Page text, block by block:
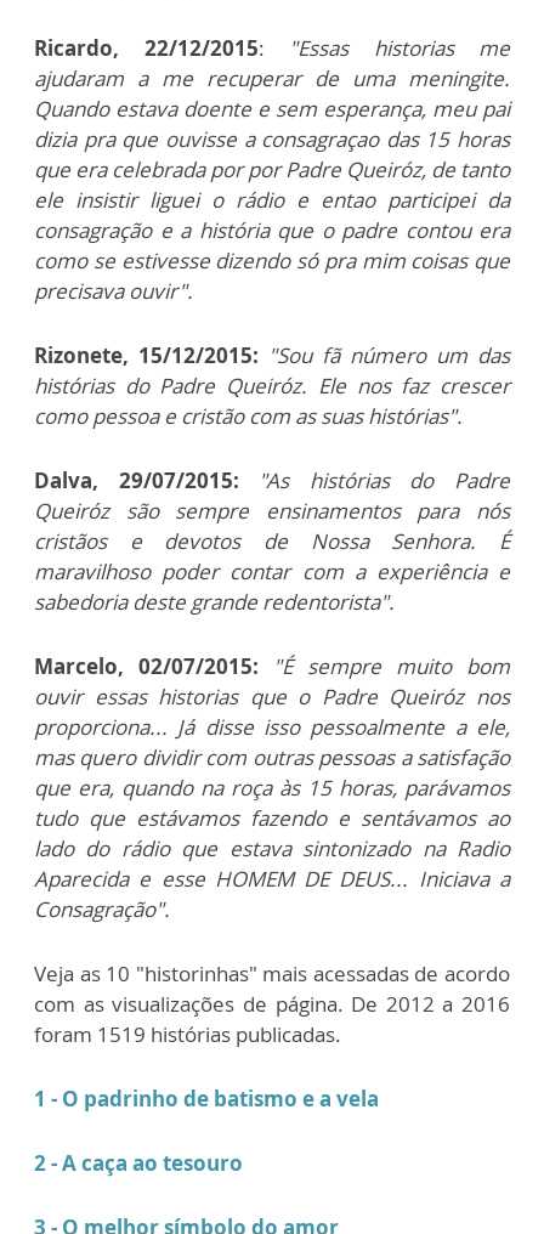
Ricardo, 22/12/2015: "Essas historias me
ajudaram a me recuperar de uma meningite.
Quando estava doente e sem esperança, meu pai
dizia pra que ouvisse a consagraçao das 15 horas
que era celebrada por por Padre Queiróz, de tanto
ele insistir liguei o rádio e entao participei da
consagração e a história que o padre contou era
como se estivesse dizendo só pra mim coisas que
precisava ouvir".
Rizonete, 15/12/2015: "Sou fã número um das
histórias do Padre Queiróz. Ele nos faz crescer
como pessoa e cristão com as suas histórias".
Dalva, 29/07/2015:
"As histórias do Padre
Queiróz são sempre ensinamentos para nós
cristãos e devotos de Nossa Senhora. É
maravilhoso poder contar com a experiência e
sabedoria deste grande redentorista".
Marcelo, 02/07/2015:
"É sempre muito bom
ouvir essas historias que o Padre Queiróz nos
proporciona... Já disse isso pessoalmente a ele,
mas quero dividir com outras pessoas a satisfação
que era, quando na roça às 15 horas, parávamos
tudo que estávamos fazendo e sentávamos ao
lado do rádio que estava sintonizado na Radio
Aparecida e esse HOMEM DE DEUS... Iniciava a
Consagração".
Veja as 10 "historinhas" mais acessadas de acordo
com as visualizações de página. De 2012 a 2016
foram 1519 histórias publicadas.
1 - O padrinho de batismo e a vela
2 - A caça ao tesouro
3 - O melhor símbolo do amor